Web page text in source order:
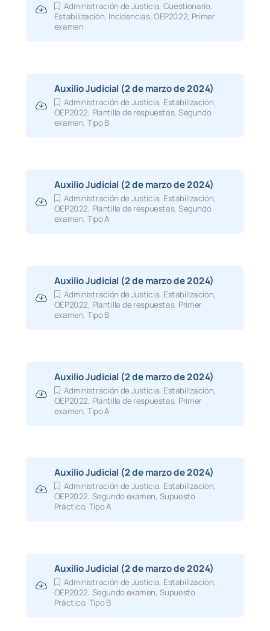
Administración de Justicia, Cuestionario,
Estabilización, Incidencias,OEP2022, Primer
examen
Auxilio Judicial (2 de marzo de 2024)
Administración de Justicia, Estabilización,
OEP2022, Plantilla de respuestas,Segundo
examen, Tipo B
Auxilio Judicial (2 de marzo de 2024)
Administración de Justicia, Estabilización,
OEP2022, Plantilla de respuestas,Segundo
examen, Tipo A
Auxilio Judicial (2 de marzo de 2024)
Administración de Justicia, Estabilización,
OEP2022, Plantilla de respuestas, Primer
examen, Tipo B
Auxilio Judicial (2 de marzo de 2024)
Administración de Justicia, Estabilización,
OEP2022, Plantilla de respuestas, Primer
examen, Tipo A
Auxilio Judicial (2 de marzo de 2024)
Administración de Justicia, Estabilización,
OEP2022, Segundo examen, Supuesto
Práctico, Tipo A
Auxilio Judicial (2 de marzo de 2024)
Administración de Justicia, Estabilización,
OEP2022, Segundo examen, Supuesto
Práctico, Tipo B